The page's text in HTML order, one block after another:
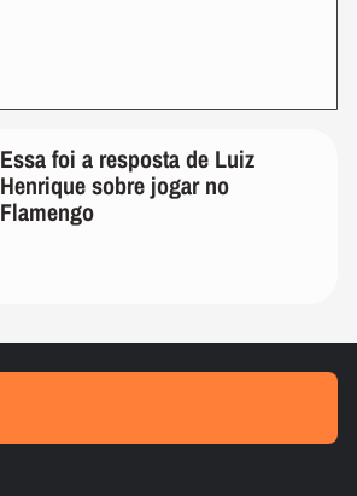
Essa foi a resposta de Luiz
Henrique sobre jogar no
Flamengo